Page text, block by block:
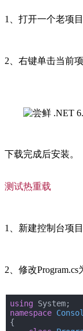
1、打开一个老项目
2、右键单击当前
下载完成后安装。
测试热重载
1、新建控制台项
2、修改
using System;
namespace
{